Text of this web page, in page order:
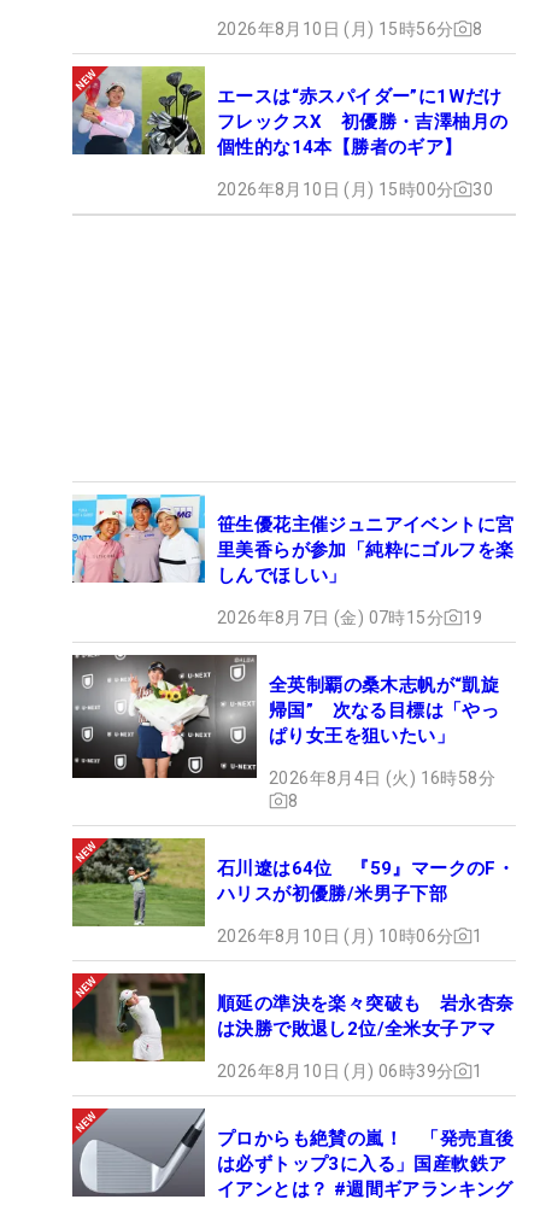
2026年8月10日 (月) 15時56分 8
エースは“赤スパイダー”に1Wだけ
フレックスX 初優勝・吉澤柚月の
個性的な14本【勝者のギア】
2026年8月10日 (月) 15時00分 30
笹生優花主催ジュニアイベントに宮
里美香らが参加「純粋にゴルフを楽
しんでほしい」
2026年8月7日 (金) 07時15分 19
全英制覇の桑木志帆が“凱旋
帰国” 次なる目標は「やっ
ぱり女王を狙いたい」
2026年8月4日 (火) 16時58分
8
石川遼は64位 『59』マークのF・
ハリスが初優勝/米男子下部
2026年8月10日 (月) 10時06分 1
順延の準決を楽々突破も 岩永杏奈
は決勝で敗退し2位/全米女子アマ
2026年8月10日 (月) 06時39分 1
プロからも絶賛の嵐！ 「発売直後
は必ずトップ3に入る」国産軟鉄ア
イアンとは？ #週間ギアランキング